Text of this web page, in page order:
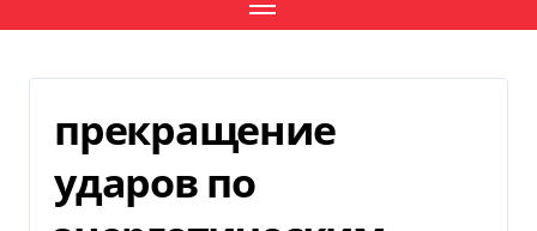
прекращение
ударов по